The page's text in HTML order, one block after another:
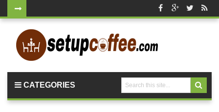
mặt đá
chân mạ
CATEGORIES